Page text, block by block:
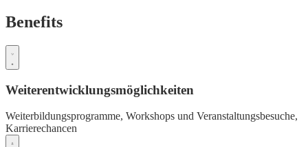
Benefits
Weiterentwicklungsmöglichkeiten
Weiterbildungsprogramme, Workshops und Veranstaltungsbesuche,
Karrierechancen